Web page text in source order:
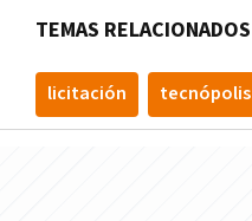
TEMAS RELACIONADOS
licitación tecnópolis